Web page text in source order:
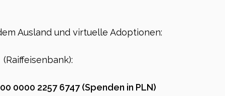
Ausland und virtuelle Adoptionen:
(Raiffeisenbank):
0000 2257 6747 (Spenden in PLN)